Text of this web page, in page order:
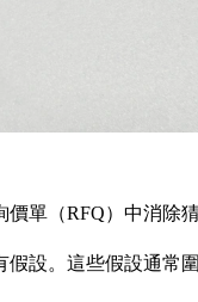
單（RFQ）中消
假設。這些假設通常